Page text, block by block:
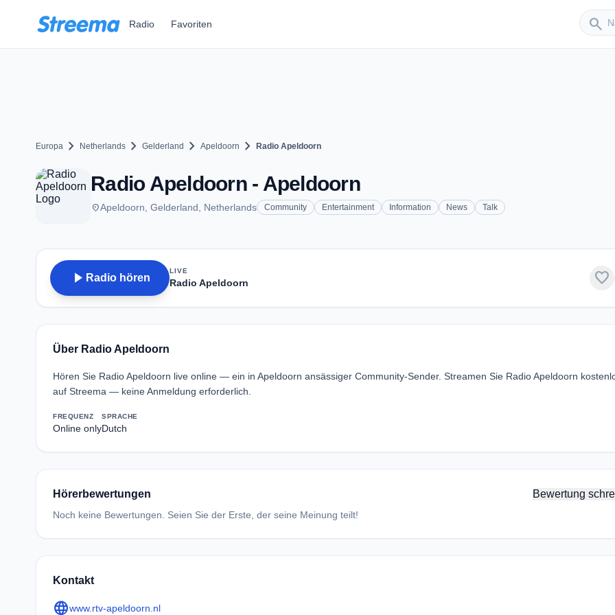
Radio Favoriten search
Sender
Europa chevron_right Netherlands chevron_right Gelderland chevron_right Apeldoorn chevron_right Radio Apeldoorn
Radio Apeldoorn - Apeldoorn
placeApeldoorn, Gelderland, Netherlands Community Entertainment Information News Talk
play_arrow Radio hören
LIVE
Radio Apeldoorn favorite
Über Radio Apeldoorn
Hören Sie Radio Apeldoorn live online — ein in Apeldoorn ansässiger Community-Sender. Streamen Sie Radio Apeldoorn
auf Streema — keine Anmeldung erforderlich.
FREQUENZ
Online only
SPRACHE
Dutch
Hörerbewertungen Bewertung
Noch keine Bewertungen. Seien Sie der Erste, der seine Meinung teilt!
Kontakt
languagewww.rtv-apeldoorn.nl